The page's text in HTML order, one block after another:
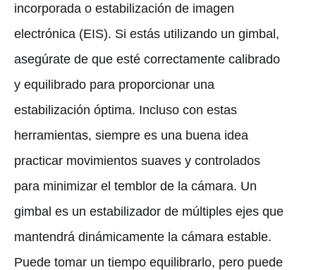
incorporada o estabilización de imagen
electrónica (EIS). Si estás utilizando un gimbal,
asegúrate de que esté correctamente calibrado
y equilibrado para proporcionar una
estabilización óptima. Incluso con estas
herramientas, siempre es una buena idea
practicar movimientos suaves y controlados
para minimizar el temblor de la cámara. Un
gimbal es un estabilizador de múltiples ejes que
mantendrá dinámicamente la cámara estable.
Puede tomar un tiempo equilibrarlo, pero puede